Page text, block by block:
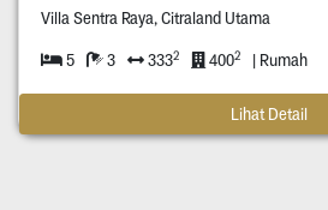
Villa Sentra Raya, Citraland Utama
5 3 3332 4002 | Rumah
Lihat Detail